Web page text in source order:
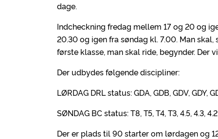
dage.
Indcheckning fredag mellem 17 og 20 og
20.30 og igen fra søndag kl. 7.00. Man
første klasse, man skal ride, begynder.
Der udbydes følgende discipliner:
LØRDAG DRL status: GDA, GDB, GDV, GDY,
SØNDAG BC status: T8, T5, T4, T3, 4.5, 4.3,
Der er plads til 90 starter om lørdagen og